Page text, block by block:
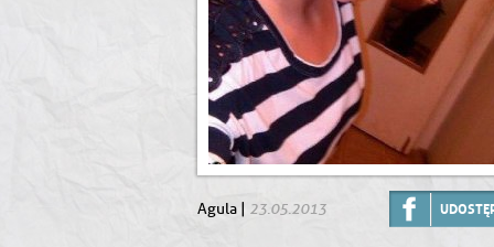
Agula | 23.05.2013